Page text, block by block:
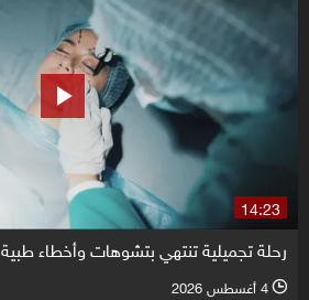
14:23
رحلة تجميلية تنتهي بتشوهات وأخطاء طبية
l 4 أغسطس 2026